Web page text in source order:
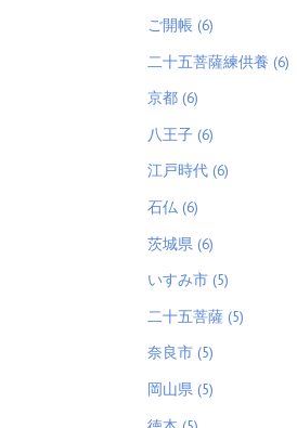
ご開帳 (6)
二十五菩薩練供養 (6)
京都 (6)
八王子 (6)
江戸時代 (6)
石仏 (6)
茨城県 (6)
いすみ市 (5)
二十五菩薩 (5)
奈良市 (5)
岡山県 (5)